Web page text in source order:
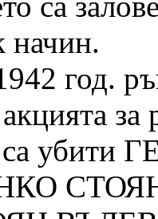
начин.
год.
за
са